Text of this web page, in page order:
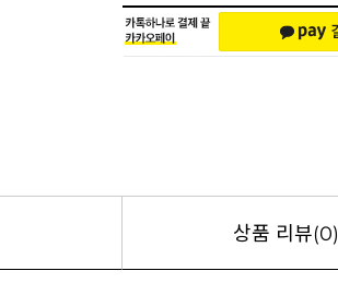
상품 리뷰(0)